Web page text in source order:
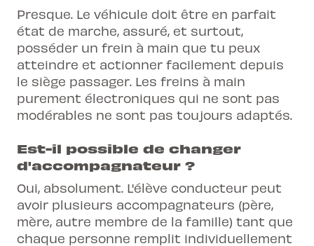
Presque. Le véhicule doit être en parfait
état de marche, assuré, et surtout,
posséder un frein à main que tu peux
atteindre et actionner facilement depuis
le siège passager. Les freins à main
purement électroniques qui ne sont pas
modérables ne sont pas toujours adaptés.
Est-il possible de changer
d'accompagnateur ?
Oui, absolument. L'élève conducteur peut
avoir plusieurs accompagnateurs (père,
mère, autre membre de la famille) tant que
chaque personne remplit individuellement